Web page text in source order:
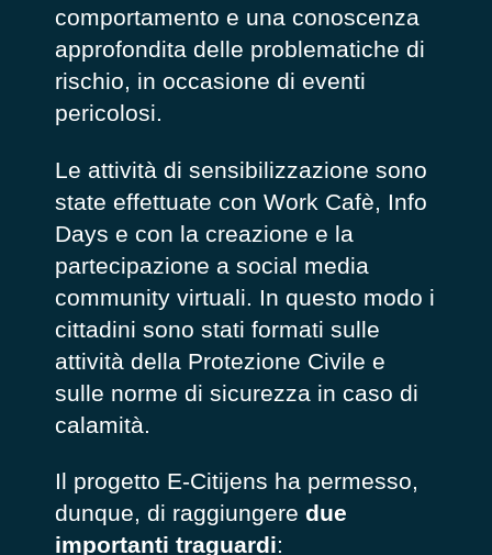
comportamento e una conoscenza
approfondita delle problematiche di
rischio, in occasione di eventi
pericolosi.
Le attività di sensibilizzazione sono
state effettuate con Work Cafè, Info
Days e con la creazione e la
partecipazione a social media
community virtuali. In questo modo i
cittadini sono stati formati sulle
attività della Protezione Civile e
sulle norme di sicurezza in caso di
calamità.
Il progetto E-Citijens ha permesso,
dunque, di raggiungere due
importanti traguardi: